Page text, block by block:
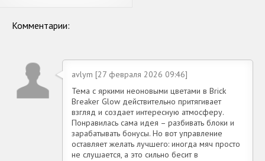
Комментарии:
avlym [27 февраля 2026 09:46]
Тема с яркими неоновыми цветами в Brick
Breaker Glow действительно притягивает
взгляд и создает интересную атмосферу.
Понравилась сама идея – разбивать блоки и
зарабатывать бонусы. Но вот управление
оставляет желать лучшего: иногда мяч просто
не слушается, а это сильно бесит в